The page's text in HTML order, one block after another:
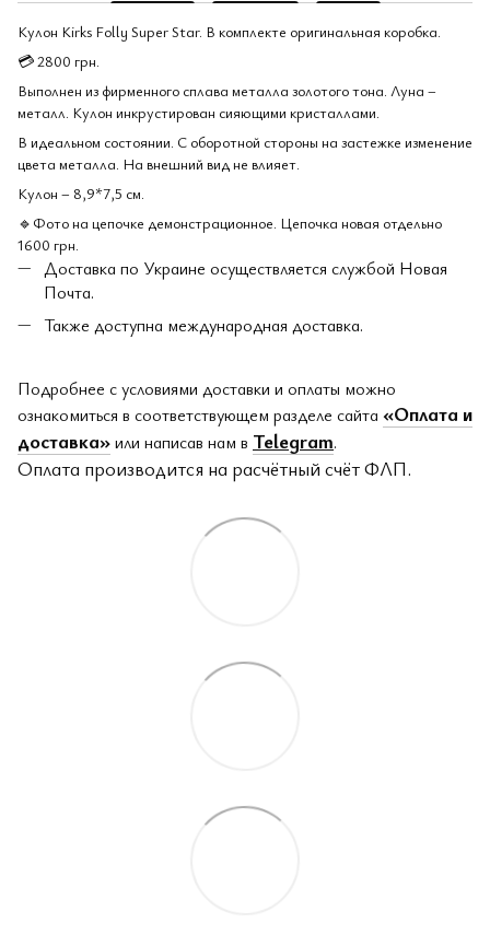
Кулон Kirks Folly Super Star. В комплекте оригинальная коробка.
💳 2800 грн.
Выполнен из фирменного сплава металла золотого тона. Луна –
металл. Кулон инкрустирован сияющими кристаллами.
В идеальном состоянии. С оборотной стороны на застежке изменение
цвета металла. На внешний вид не влияет.
Кулон – 8,9*7,5 см.
🔹Фото на цепочке демонстрационное. Цепочка новая отдельно
1600 грн.
Доставка по Украине осуществляется службой Новая
Почта.
Также доступна международная доставка.
Подробнее с условиями доставки и оплаты можно
ознакомиться в соответствующем разделе сайта «Оплата и
доставка»или написав нам в Telegram.
Оплата производится на расчётный счёт ФЛП.